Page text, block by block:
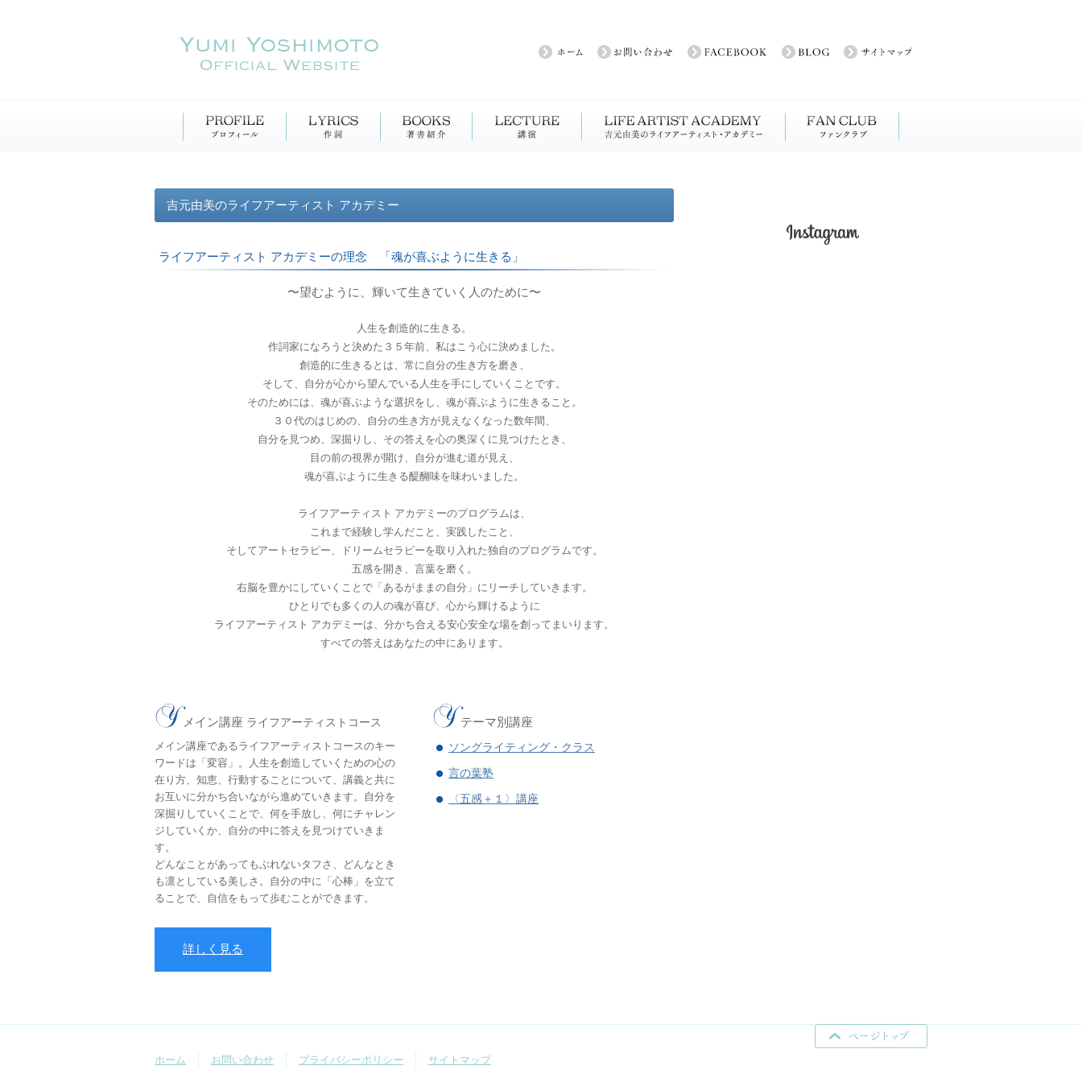
吉元由美のライフアーティスト アカデミー
ライフアーティスト アカデミーの理念 「魂が喜ぶように生きる」
〜望むように、輝いて生きていく人のために〜
人生を創造的に生きる。
作詞家になろうと決めた３５年前、私はこう心に決めました。
創造的に生きるとは、常に自分の生き方を磨き、
そして、自分が心から望んでいる人生を手にしていくことです。
そのためには、魂が喜ぶような選択をし、魂が喜ぶように生きること。
３０代のはじめの、自分の生き方が見えなくなった数年間、
自分を見つめ、深掘りし、その答えを心の奥深くに見つけたとき、
目の前の視界が開け、自分が進む道が見え、
魂が喜ぶように生きる醍醐味を味わいました。
ライフアーティスト アカデミーのプログラムは、
これまで経験し学んだこと、実践したこと、
そしてアートセラピー、ドリームセラピーを取り入れた独自のプログラムです。
五感を開き、言葉を磨く。
右脳を豊かにしていくことで「あるがままの自分」にリーチしていきます。
ひとりでも多くの人の魂が喜び、心から輝けるように
ライフアーティスト アカデミーは、分かち合える安心安全な場を創ってまいります。
すべての答えはあなたの中にあります。
メイン講座 ライフアーティストコース
メイン講座であるライフアーティストコースのキー
ワードは「変容」。人生を創造していくための心の
在り方、知恵、行動することについて、講義と共に
お互いに分かち合いながら進めていきます。自分を
深掘りしていくことで、何を手放し、何にチャレン
ジしていくか、自分の中に答えを見つけていきま
す。
どんなことがあってもぶれないタフさ、どんなとき
も凛としている美しさ。自分の中に「心棒」を立て
ることで、自信をもって歩むことができます。
詳しく見る
テーマ別講座
ソングライティング・クラス
言の葉塾
〈五感＋１〉講座
ホーム お問い合わせ プライバシーポリシー サイトマップ